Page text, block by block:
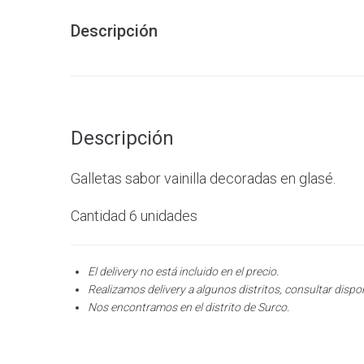
Descripción
Descripción
Galletas sabor vainilla decoradas en glasé.
Cantidad 6 unidades
El delivery no está incluido en el precio.
Realizamos delivery a algunos distritos, consultar
Nos encontramos en el distrito de Surco.